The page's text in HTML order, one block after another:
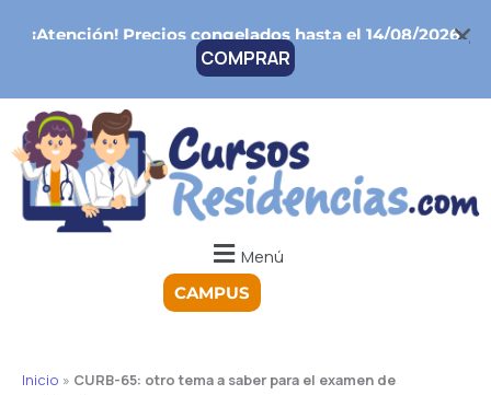
¡Atención!Precios congelados hasta el 14/08/2026
COMPRAR
Menú
CAMPUS
Inicio » CURB-65: otro tema a saber para el examen de